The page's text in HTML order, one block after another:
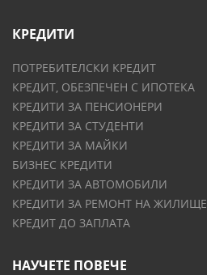
КРЕДИТИ
ПОТРЕБИТЕЛСКИ КРЕДИТ
КРЕДИТ, ОБЕЗПЕЧЕН С ИПОТЕКА
КРЕДИТИ ЗА ПЕНСИОНЕРИ
КРЕДИТИ ЗА СТУДЕНТИ
КРЕДИТИ ЗА МАЙКИ
БИЗНЕС КРЕДИТИ
КРЕДИТИ ЗА АВТОМОБИЛИ
КРЕДИТИ ЗА РЕМОНТ НА ЖИЛИЩЕ
КРЕДИТ ДО ЗАПЛАТА
НАУЧЕТЕ ПОВЕЧЕ